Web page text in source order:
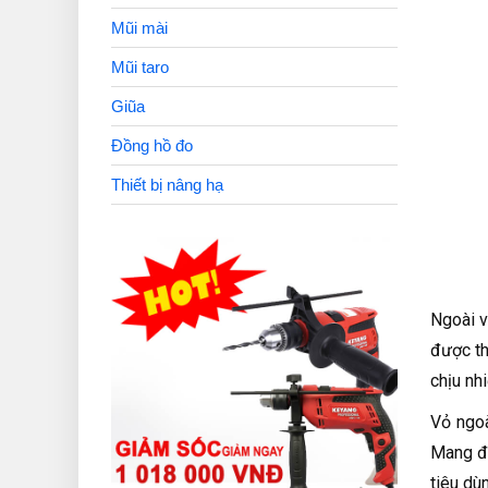
Ngoài
được
chịu
Vỏ
Mang
tiêu
Mũi mài
Mũi taro
Giũa
Đồng hồ đo
Thiết bị nâng hạ